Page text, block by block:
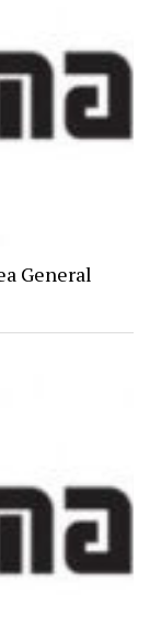
General